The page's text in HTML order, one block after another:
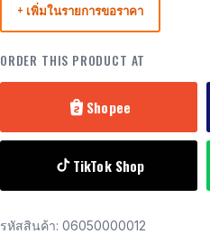
+ เพิ่มในรายการขอราคา
ORDER THIS PRODUCT AT
Shopee
TikTok Shop
รหัสสินค้า: 06050000012